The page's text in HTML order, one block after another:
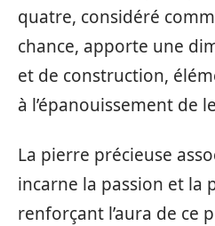
quatre, considéré
chance, apporte une
et de construction,
à l’épanouissement de
La pierre précieuse
incarne la passion et la
renforçant l’aura de ce